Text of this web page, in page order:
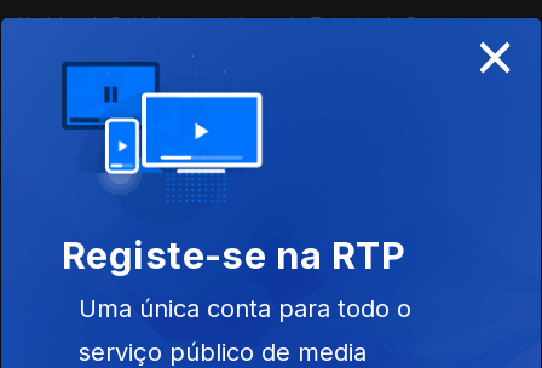
Notícias da Polónia, um acidente de Teixeira de Pascoaese um
comentário à condução em Lisboa, ouvindo a música de Erwin
Schulhoff a segiir a uma notícia sobre um debate relacionado
Há 100 Anos
15 mai. 2026
Duas notícias internacionais e anúncios a produtos milagrosos,
intitulada 'Marcha Lenta'.
Há 100 Anos
14 mai. 2026
×
Registe-se na RTP
Uma única conta para todo o
serviço público de media